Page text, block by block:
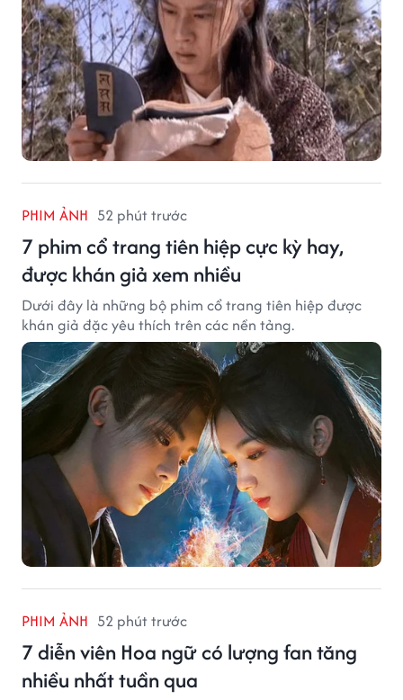
PHIM ẢNH 52 phút trước
7 phim cổ trang tiên hiệp cực kỳ hay,
được khán giả xem nhiều
Dưới đây là những bộ phim cổ trang tiên hiệp được
khán giả đặc yêu thích trên các nền tảng.
PHIM ẢNH 52 phút trước
7 diễn viên Hoa ngữ có lượng fan tăng
nhiều nhất tuần qua